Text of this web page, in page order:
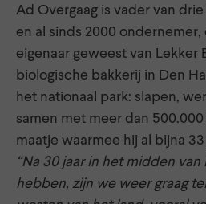
Ad Overgaag is vader van
en al sinds 2000 ondernemer,
eigenaar geweest van Lekker
biologische bakkerij in Den
het nationaal park: slapen,
samen met meer dan
maatje waarmee hij al bijna
“Na 30 jaar in het midden
hebben, zijn we weer graag